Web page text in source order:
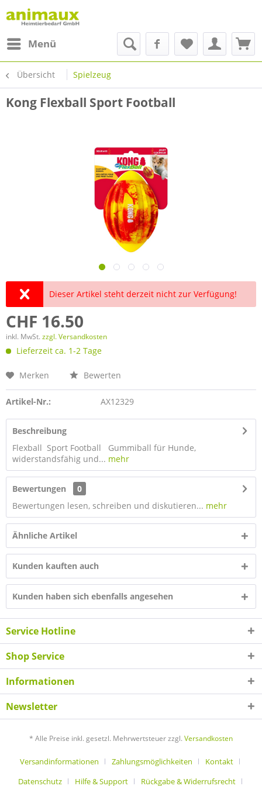
Menü
Übersicht Spielzeug
Kong Flexball Sport Football
Dieser Artikel steht derzeit nicht zur Verfügung!
CHF 16.50
inkl. MwSt. zzgl. Versandkosten
Lieferzeit ca. 1-2 Tage
Merken Bewerten
Artikel-Nr.: AX12329
Beschreibung
Flexball Sport Football Gummiball für Hunde,
widerstandsfähig und... mehr
Bewertungen
0
Bewertungen lesen, schreiben und diskutieren... mehr
Ähnliche Artikel
Kunden kauften auch
Kunden haben sich ebenfalls angesehen
Service Hotline
Shop Service
Informationen
Newsletter
* Alle Preise inkl. gesetzl. Mehrwertsteuer zzgl. Versandkosten
Versandinformationen Zahlungsmöglichkeiten
Kontakt
Datenschutz
Hilfe & Support Rückgabe & Widerrufsrecht